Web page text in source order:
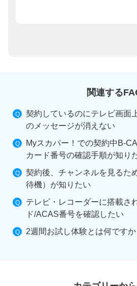
関連する
契約しているのにテレビ画面
のメッセージが消えない
Myスカパー！での契約中B-
カード番号の確認手順が知り
契約後、チャンネルを見るた
待機）が知りたい
テレビ・レコーダーに搭載さ
ド/ACAS番号を確認したい
2週間お試し体験とは何ですか